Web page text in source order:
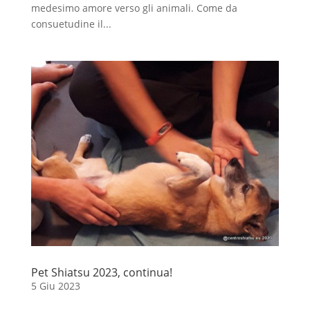
medesimo amore verso gli animali. Come da
consuetudine il...
Pet Shiatsu 2023, continua!
5 Giu 2023